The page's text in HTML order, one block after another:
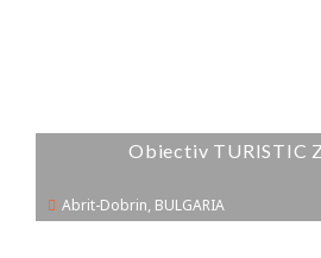
Obiectiv TURISTIC
Abrit-Dobrin, BULGARIA